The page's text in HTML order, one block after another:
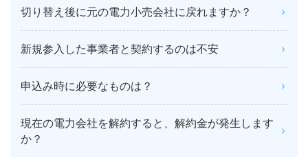
切り替え後に元の電力小売会社に戻れますか？
新規参入した事業者と契約するのは不安
申込み時に必要なものは？
現在の電力会社を解約すると、解約金が発生します
か？